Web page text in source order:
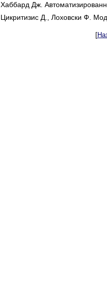
Хаббард Дж.
Цикритизис Д., Лоховски Ф.
[